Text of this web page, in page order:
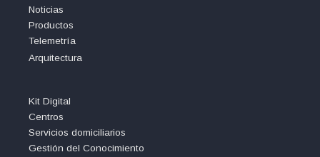
Noticias
Productos
Telemetría
Arquitectura
Kit Digital
Centros
Servicios domiciliarios
Gestión del Conocimiento